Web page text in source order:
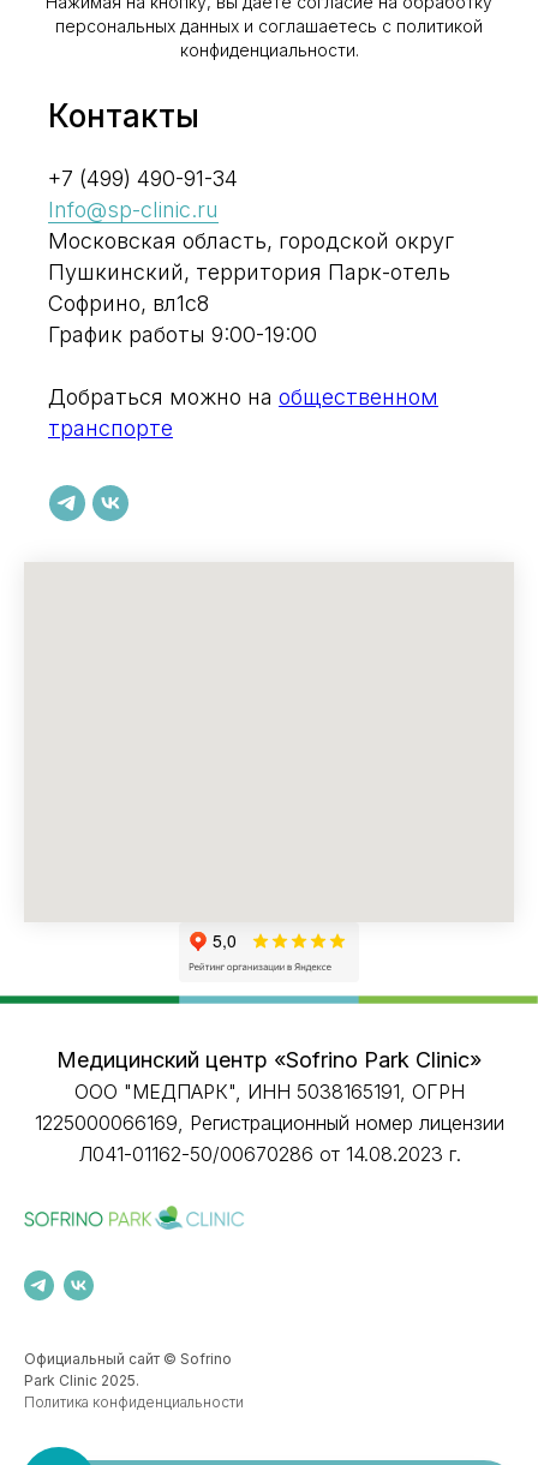
персональных данных и соглашаетесь c политикой
конфиденциальности.
Контакты
+7 (499) 490-91-34
Info@sp-clinic.ru
Московская область, городской округ
Пушкинский, территория Парк-отель
Софрино, вл1с8
График работы 9:00-19:00
Добраться можно на общественном
транспорте
Медицинский центр «Sofrino Park Clinic»
ООО "МЕДПАРК", ИНН 5038165191, ОГРН
1225000066169, Регистрационный номер лицензии
Л041-01162-50/00670286 от 14.08.2023 г.
Официальный сайт © Sofrino
Park Clinic 2025.
Политика конфиденциальности